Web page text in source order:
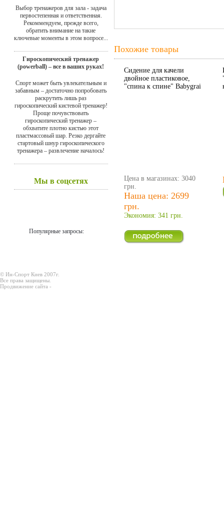
Выбор тренажеров для зала - задача
первостепенная и ответственная.
Рекоммендуем, прежде всего,
обратить внимание на такие
ключевые моменты в этом вопросе...
Гироскопический тренажер
(powerball) – все в ваших руках!
Спорт может быть увлекательным и
забавным – достаточно попробовать
раскрутить лишь раз
гироскопический кистевой тренажер!
Проще почувствовать
гироскопический тренажер –
обхватите плотно кистью этот
пластмассовый шар. Резко дергайте
стартовый шнур гироскопического
тренажера – развлечение началось!
Мы в соцсетях
Популярные запросы:
Похожие товары
Сидение для качели
двойное пластиковое,
"спина к спине" Babygrai
Цена в магазинах: 3040
грн.
Наша цена: 2699
грн.
Экономия: 341 грн.
© Ин-Спорт Киев 2007г.
Все права защищены.
Продвижение сайта -